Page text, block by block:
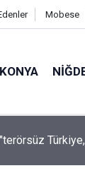
Mobese
KONYA
"terörsüz